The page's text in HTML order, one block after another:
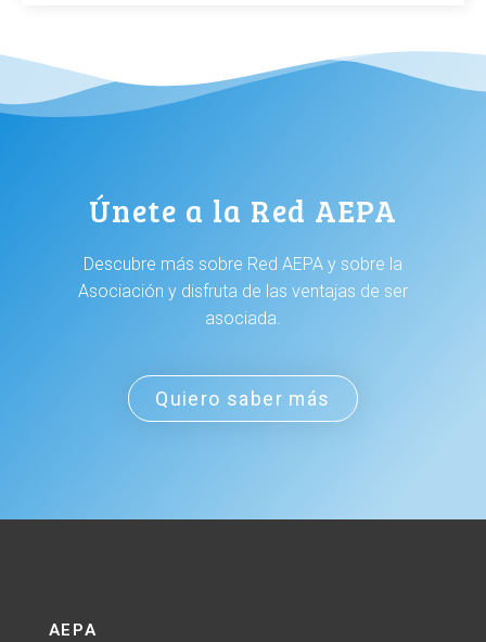
Únete a la Red AEPA
Descubre más sobre Red AEPA y sobre la
Asociación y disfruta de las ventajas de ser
asociada.
Quiero saber más
AEPA